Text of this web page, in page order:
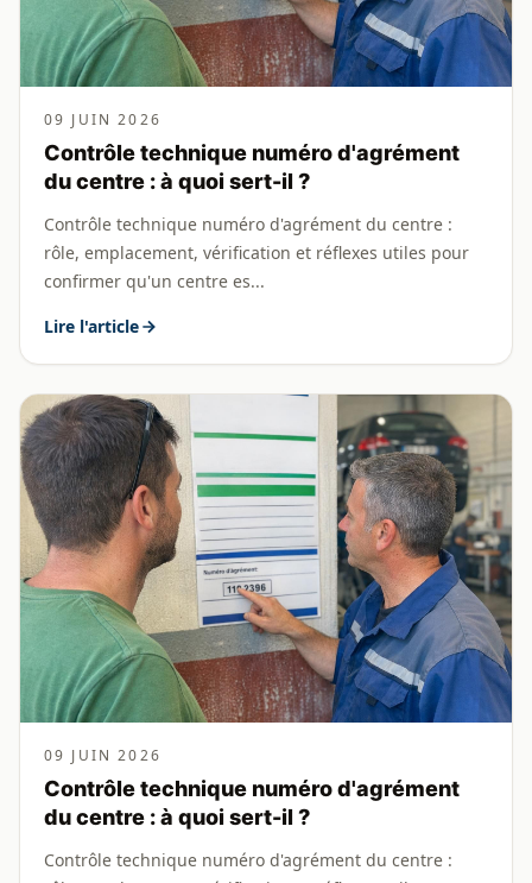
09 JUIN 2026
Contrôle technique numéro d'agrément
du centre : à quoi sert-il ?
Contrôle technique numéro d'agrément du centre :
rôle, emplacement, vérification et réflexes utiles pour
confirmer qu'un centre es...
Lire l'article
09 JUIN 2026
Contrôle technique numéro d'agrément
du centre : à quoi sert-il ?
Contrôle technique numéro d'agrément du centre :